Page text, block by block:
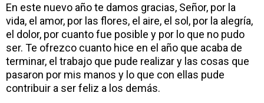
En este nuevo año te damos gracias, Señor, por la
vida, el amor, por las flores, el aire, el sol, por la alegría,
el dolor, por cuanto fue posible y por lo que no pudo
ser. Te ofrezco cuanto hice en el año que acaba de
terminar, el trabajo que pude realizar y las cosas que
pasaron por mis manos y lo que con ellas pude
contribuir a ser feliz a los demás.